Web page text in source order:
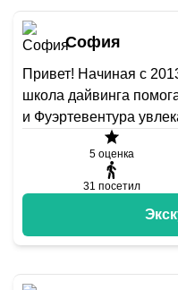
София
Привет! Начиная с
школа дайвинга
и Фуэртевентура
5оценка
31 посетил